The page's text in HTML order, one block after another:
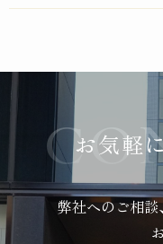
お気軽
弊社へのご相